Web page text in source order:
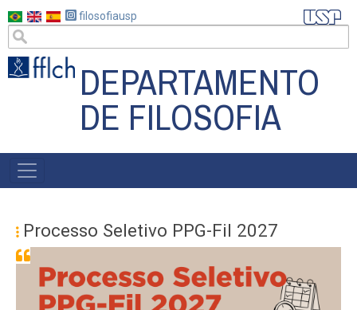
para
conteúdo
principal
filosofiausp
DEPARTAMENTO
DE FILOSOFIA
MAIN
Processo Seletivo PPG-Fil 2027